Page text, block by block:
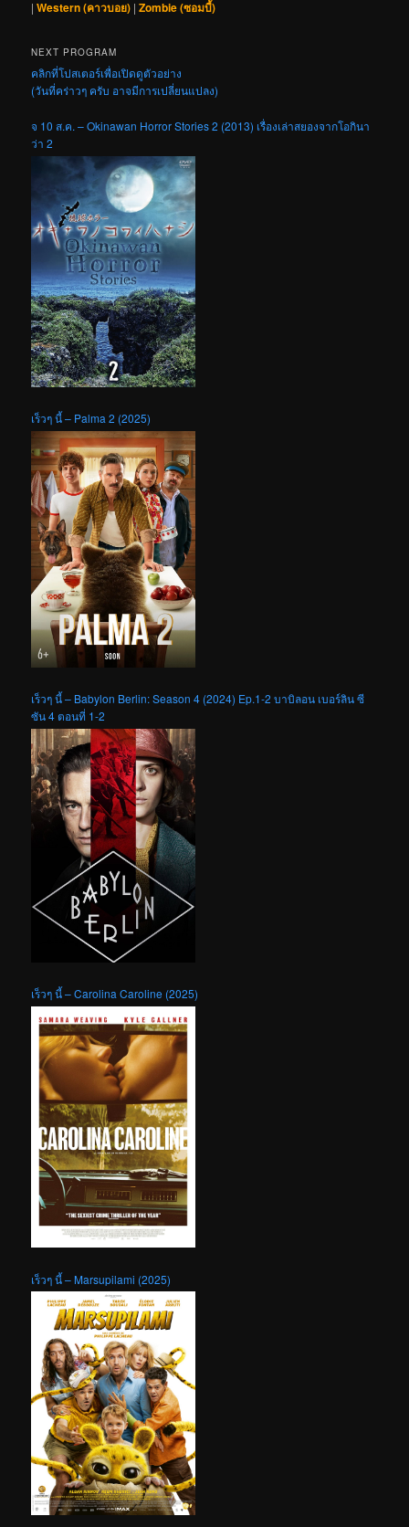
|Western (คาวบอย) |Zombie (ซอมบี้)
NEXT PROGRAM
คลิกที่โปสเตอร์เพื่อเปิดดูตัวอย่าง
(วันที่คร่าวๆ ครับ อาจมีการเปลี่ยนแปลง)
จ 10 ส.ค. – Okinawan Horror Stories 2 (2013) เรื่องเล่าสยองจากโอกินา
ว่า 2
เร็วๆ นี้ – Palma 2 (2025)
เร็วๆ นี้ – Babylon Berlin: Season 4 (2024) Ep.1-2 บาบิลอน เบอร์ลิน ซี
ซัน 4 ตอนที่ 1-2
เร็วๆ นี้ – Carolina Caroline (2025)
เร็วๆ นี้ – Marsupilami (2025)